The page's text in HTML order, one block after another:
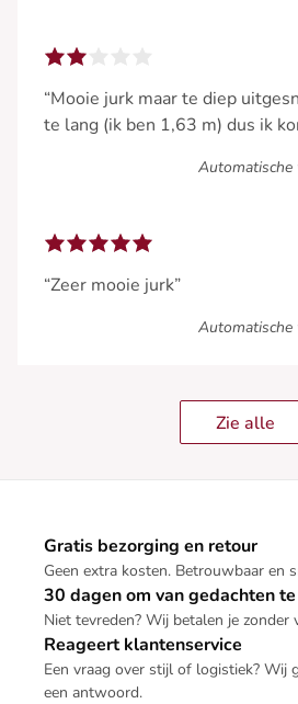
“Mooie jurk maar te diep
te lang (ik ben 1,63 m) dus ik
Automatische
“Zeer mooie jurk”
Automatische
Zie alle
Gratis bezorging en retour
Geen extra kosten. Betrouwbaar en
30 dagen om van gedachten
Niet tevreden? Wij betalen je zonder
Reageert klantenservice
Een vraag over stijl of logistiek? Wij
een antwoord.